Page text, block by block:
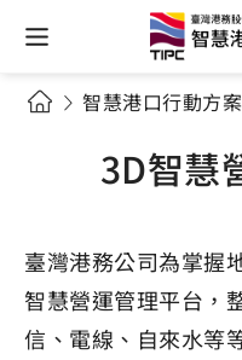
智慧港口行動方案
3D智慧
臺灣港務公司為掌握
智慧營運管理平台，
信、電線、自來水等